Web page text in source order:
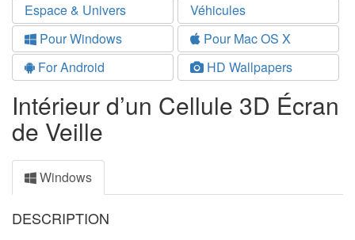
Espace & Univers
Véhicules
Pour Windows
Pour Mac OS X
For Android
HD Wallpapers
Intérieur d’un Cellule 3D Écran
de Veille
Windows
DESCRIPTION